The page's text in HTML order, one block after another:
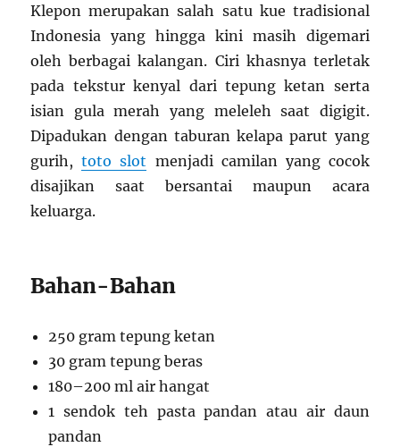
Klepon merupakan salah satu kue tradisional
Indonesia yang hingga kini masih digemari
oleh berbagai kalangan. Ciri khasnya terletak
pada tekstur kenyal dari tepung ketan serta
isian gula merah yang meleleh saat digigit.
Dipadukan dengan taburan kelapa parut yang
gurih,totoslot menjadi camilan yang cocok
disajikan saat bersantai maupun acara
keluarga.
Bahan-Bahan
250 gram tepung ketan
30 gram tepung beras
180–200 ml air hangat
1 sendok teh pasta pandan atau air daun
pandan